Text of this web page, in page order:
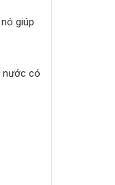
giúp
nước có